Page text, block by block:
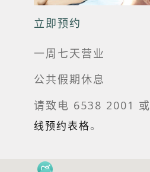
立即预约
一周七天营业
公共假期休息
请致电 6538 2001 或
线预约表格。